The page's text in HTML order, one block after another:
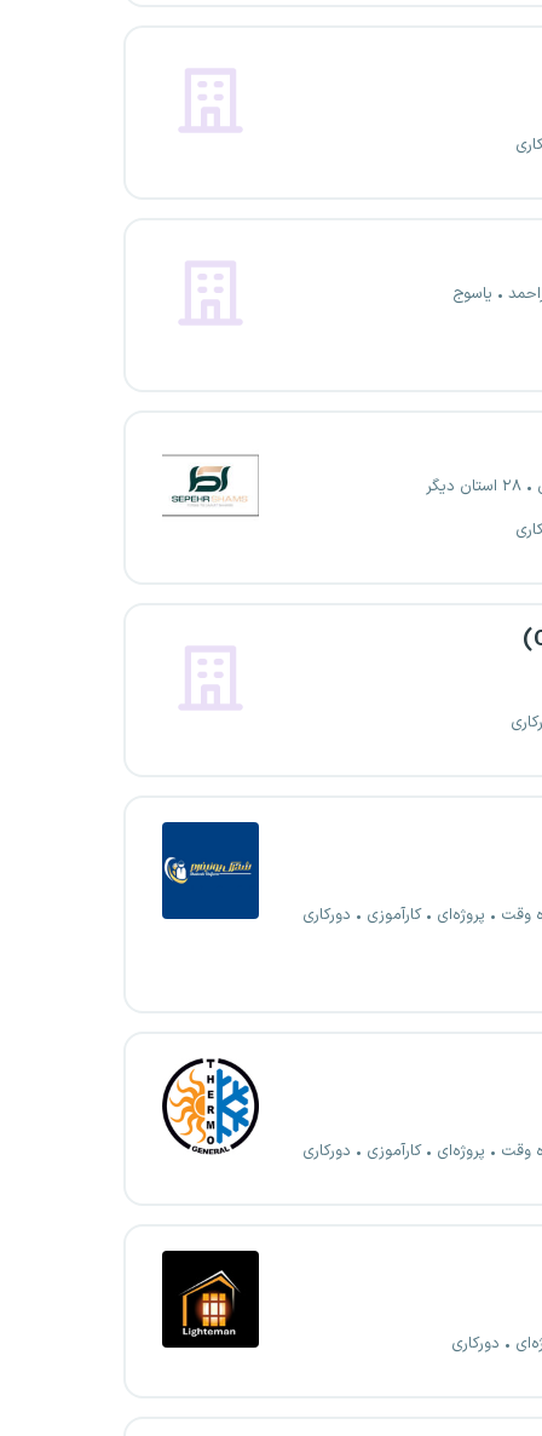
یاسوج
۲۸ استان دیگر
وقت پروژه‌ای کارآموزی دورکاری
وقت پروژه‌ای کارآموزی دورکاری
دورکاری